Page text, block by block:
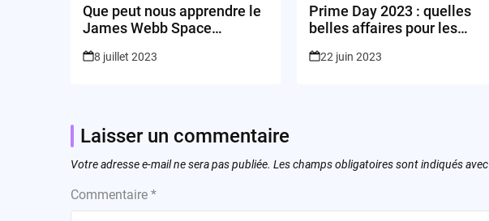
Que peut nous apprendre le
James Webb Space
spectacles cosmiques
8 juillet 2023
Prime Day 2023 : quelles
belles affaires pour les
22 juin 2023
Laisser un commentaire
Votre adresse e-mail ne sera pas publiée. Les champs obligatoires sont indiqués avec
Commentaire *